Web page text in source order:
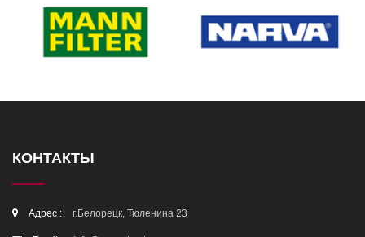
КОНТАКТЫ
Адрес : г.Белорецк, Тюленина 23